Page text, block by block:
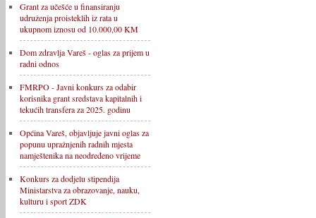
Grant za učešće u finansiranju
udruženja proisteklih iz rata u
ukupnom iznosu od 10.000,00 KM
Dom zdravlja Vareš - oglas za prijem u
radni odnos
FMRPO - Javni konkurs za odabir
korisnika grant sredstava kapitalnih i
tekućih transfera za 2025. godinu
Općina Vareš, objavljuje javni oglas za
popunu upražnjenih radnih mjesta
namještenika na neodređeno vrijeme
Konkurs za dodjelu stipendija
Ministarstva za obrazovanje, nauku,
kulturu i sport ZDK